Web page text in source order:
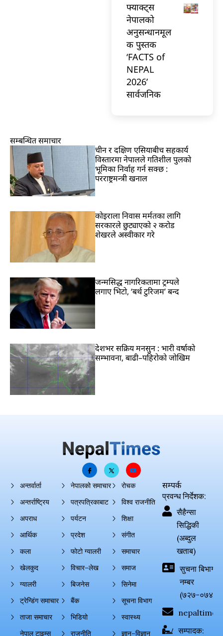
फ्याक्ट्स
नेपालको
अनुसन्धानमूल
क पुस्तक
‘FACTS of
NEPAL
2026’
सार्वजनिक
सम्बन्धित समाचार
चीन र दक्षिण एसियाबीच सहकार्य
विस्तारमा नेपालले गतिशील पुलको
भूमिका निर्वाह गर्न सक्छ :
परराष्ट्रमन्त्री खनाल
कोइराला निवास मर्मतका लागि
सरकारले छुट्याएको २ करोड
शेखरले अस्वीकार गरे
जन्मसिद्ध नागरिकतामा ट्रम्पले
लगाए भिटो, ‘बर्थ टुरिजम’ बन्द
देशभर सक्रिय मनसुन : भारी वर्षाको
सम्भावना, बाढी–पहिरोको जोखिम
अन्तर्वार्ता
अन्तर्राष्ट्रिय
अपराध
आर्थिक
कला
खेलकुद
ग्यालरी
ट्रेन्डिंग समाचार
ताजा समाचार
नेपाल टाइम्स
नेपालको समाचार
पत्रपत्रिकाबाट
पर्यटन
प्रदेश
फोटो ग्यालरी
विचार–लेख
बिजनेस
बैंक
भिडियो
राजनीति
रोचक
विश्व राजनीति
शिक्षा
संगीत
समाचार
समाज
सिनेमा
सूचना विभाग
स्वास्थ्य
ज्ञान–विज्ञान
सम्पर्क
प्रवन्ध निर्देशक:
सैहैन्सा
सिद्धिकी
(अब्दुल
खताब)
सुचना बिभाग
नम्बर
(७२७-०७४-
सम्पादक: